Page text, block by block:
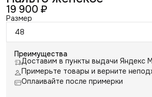
19 900 ₽
Размер
48
Преимущества
Доставим в пункты выдачи Яндекс
Примерьте товары и верните
Оплаивайте после примерки